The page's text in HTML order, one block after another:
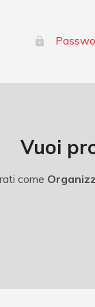
Vuoi
come